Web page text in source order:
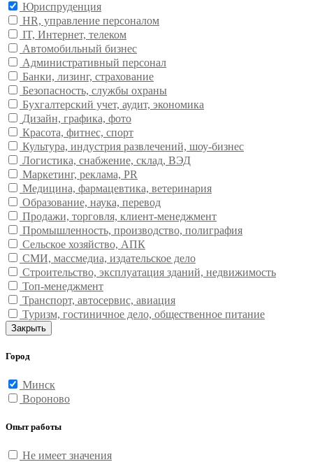
Юриспруденция
HR, управление персоналом
IT, Интернет, телеком
Автомобильный бизнес
Административный персонал
Банки, лизинг, страхование
Безопасность, службы охраны
Бухгалтерский учет, аудит, экономика
Дизайн, графика, фото
Красота, фитнес, спорт
Культура, индустрия развлечений, шоу-бизнес
Логистика, снабжение, склад, ВЭД
Маркетинг, реклама, PR
Медицина, фармацевтика, ветеринария
Образование, наука, перевод
Продажи, торговля, клиент-менеджмент
Промышленность, производство, полиграфия
Сельское хозяйство, АПК
СМИ, массмедиа, издательское дело
Строительство, эксплуатация зданий, недвижимость
Топ-менеджмент
Транспорт, автосервис, авиация
Туризм, гостиничное дело, общественное питание
Закрыть
Город
Минск
Вороново
Опыт работы
Не имеет значения